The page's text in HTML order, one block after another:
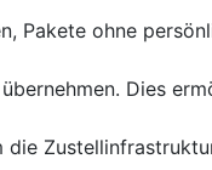
Pakete ohne
Dies
die